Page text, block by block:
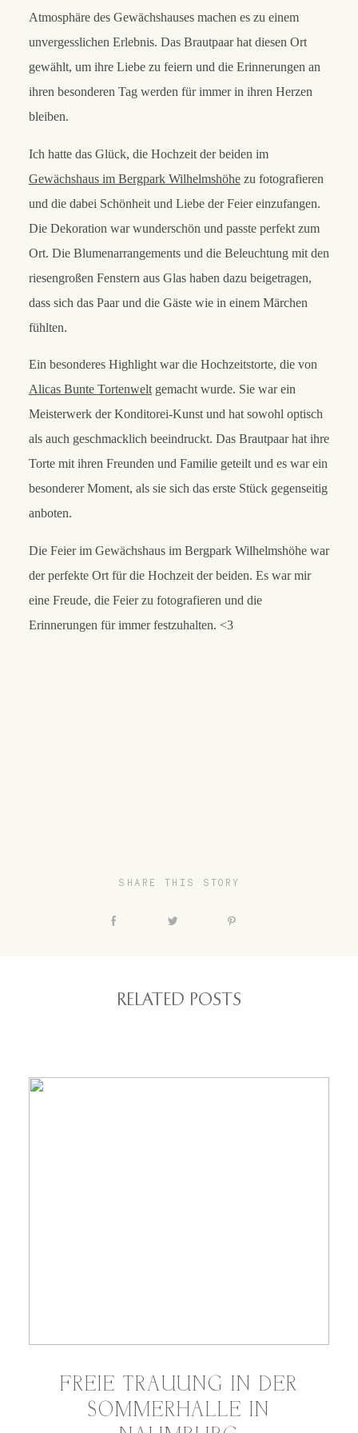
Atmosphäre des Gewächshauses machen es zu einem
unvergesslichen Erlebnis. Das Brautpaar hat diesen Ort
gewählt, um ihre Liebe zu feiern und die Erinnerungen an
ihren besonderen Tag werden für immer in ihren Herzen
bleiben.
Ich hatte das Glück, die Hochzeit der beiden im
Gewächshaus im Bergpark Wilhelmshöhezu fotografieren
und die dabei Schönheit und Liebe der Feier einzufangen.
Die Dekoration war wunderschön und passte perfekt zum
Ort. Die Blumenarrangements und die Beleuchtung mit den
riesengroßen Fenstern aus Glas haben dazu beigetragen,
dass sich das Paar und die Gäste wie in einem Märchen
fühlten.
Ein besonderes Highlight war die Hochzeitstorte, die von
Alicas Bunte Tortenweltgemacht wurde. Sie war ein
Meisterwerk der Konditorei-Kunst und hat sowohl optisch
als auch geschmacklich beeindruckt. Das Brautpaar hat ihre
Torte mit ihren Freunden und Familie geteilt und es war ein
besonderer Moment, als sie sich das erste Stück gegenseitig
anboten.
Die Feier im Gewächshaus im Bergpark Wilhelmshöhe war
der perfekte Ort für die Hochzeit der beiden. Es war mir
eine Freude, die Feier zu fotografieren und die
Erinnerungen für immer festzuhalten. <3
SHARE THIS STORY
RELATED POSTS
FREIE TRAUUNG IN DER
SOMMERHALLE IN